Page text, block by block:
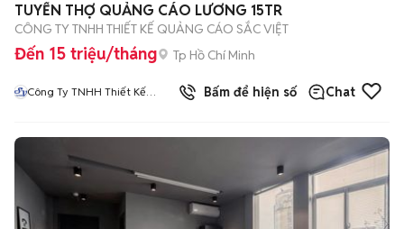
TUYỂN THỢ QUẢNG CÁO LƯƠNG 15TR
CÔNG TY TNHH THIẾT KẾ QUẢNG CÁO SẮC VIỆT
Đến 15 triệu/tháng Tp Hồ Chí Minh
Công Ty TNHH Thiết Kế
Bấm để hiện số Chat